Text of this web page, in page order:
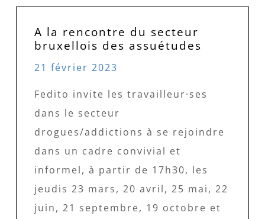
A la rencontre du secteur
bruxellois des assuétudes
21 février 2023
Fedito invite les travailleur·ses
dans le secteur
drogues/addictions à se rejoindre
dans un cadre convivial et
informel, à partir de 17h30, les
jeudis 23 mars, 20 avril, 25 mai, 22
juin, 21 septembre, 19 octobre et